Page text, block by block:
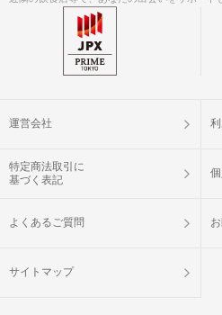
運営会社
特定商法取引に
基づく表記
よくあるご質問
サイトマップ